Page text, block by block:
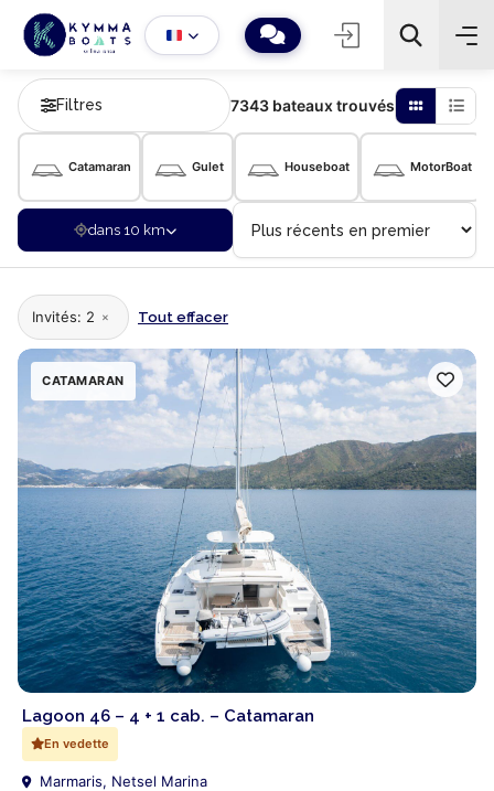
− 2 +
Filtres 7343 bateaux trouvés
Catamaran Gulet Houseboat MotorBoat
dans 10 km
Invités: 2 × Tout effacer
CATAMARAN
Lagoon 46 – 4 + 1 cab. – Catamaran
En vedette
Marmaris, Netsel Marina